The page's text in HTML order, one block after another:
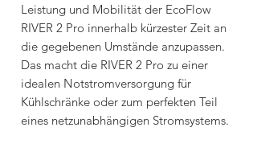
Leistung und Mobilität der EcoFlow
RIVER 2 Pro innerhalb kürzester Zeit an
die gegebenen Umstände anzupassen.
Das macht die RIVER 2 Pro zu einer
idealen Notstromversorgung für
Kühlschränke oder zum perfekten Teil
eines netzunabhängigen Stromsystems.